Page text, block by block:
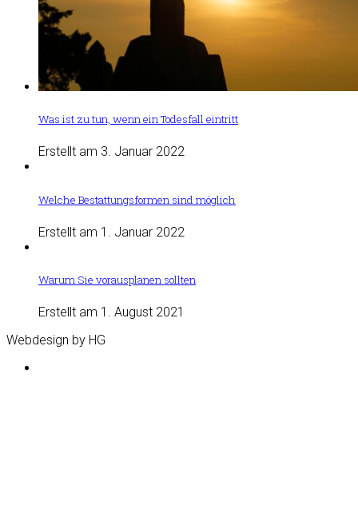
Was ist zu tun, wenn ein Todesfall eintritt
Erstellt am 3. Januar 2022
Welche Bestattungsformen sind möglich
Erstellt am 1. Januar 2022
Warum Sie vorausplanen sollten
Erstellt am 1. August 2021
Webdesign by HG